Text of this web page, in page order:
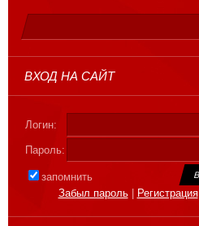
ВХОД НА САЙТ
Логин:
Пароль:
запомнить
Забыл пароль| Регистрация